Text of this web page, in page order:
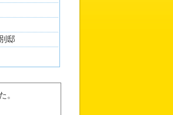
邸
。